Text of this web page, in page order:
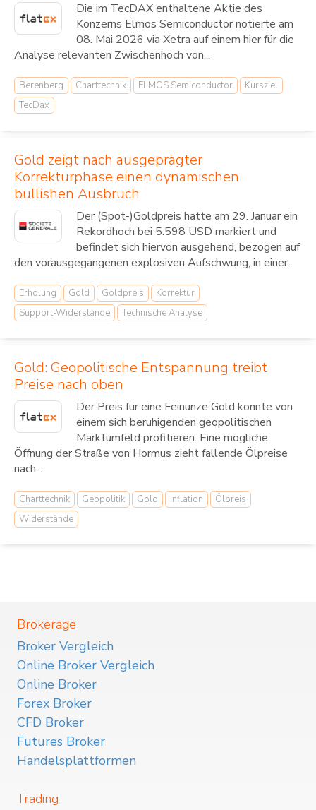
Die im TecDAX enthaltene Aktie des
Konzerns Elmos Semiconductor notierte am
08. Mai 2026 via Xetra auf einem hier für die
Analyse relevanten Zwischenhoch von...
Berenberg Charttechnik ELMOS Semiconductor
Kursziel
TecDax
Gold zeigt nach ausgeprägter
Korrekturphase einen dynamischen
bullishen Ausbruch
Der (Spot-)Goldpreis hatte am 29. Januar ein
Rekordhoch bei 5.598 USD markiert und
befindet sich hiervon ausgehend, bezogen auf
den vorausgegangenen explosiven Aufschwung, in einer...
Erholung Gold Goldpreis
Korrektur
Support-Widerstände
Technische Analyse
Gold: Geopolitische Entspannung treibt
Preise nach oben
Der Preis für eine Feinunze Gold konnte von
einem sich beruhigenden geopolitischen
Marktumfeld profitieren. Eine mögliche
Öffnung der Straße von Hormus zieht fallende Ölpreise
nach...
Charttechnik Geopolitik Gold Inflation
Ölpreis
Widerstände
Brokerage
Broker Vergleich
Online Broker Vergleich
Online Broker
Forex Broker
CFD Broker
Futures Broker
Handelsplattformen
Trading